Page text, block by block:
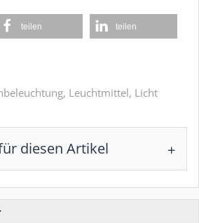
teilen teilen
, Leuchtmittel, Licht
diesen Artikel